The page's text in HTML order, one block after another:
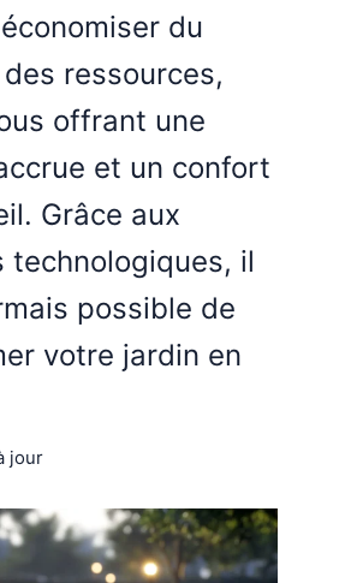
du
ressources,
offrant une
et un confort
Grâce aux
technologiques, il
possible de
votre jardin en
jour